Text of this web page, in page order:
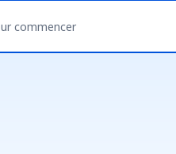
commencer